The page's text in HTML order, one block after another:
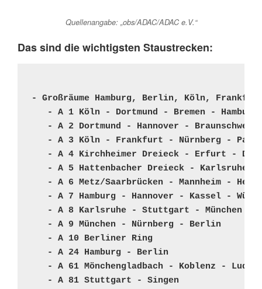
Quellenangabe: „obs/ADAC/ADAC e.V.“
Das sind die wichtigsten Staustrecken:
- Großräume Hamburg, Berlin, Köln, Frankfurt
   - A 1 Köln - Dortmund - Bremen - Hamburg
- A 2 Dortmund - Hannover - Braunschweig
- A 3 Köln - Frankfurt - Nürnberg -
- A 4 Kirchheimer Dreieck - Erfurt -
- A 5 Hattenbacher Dreieck - Karlsruhe -
- A 6 Metz/Saarbrücken - Mannheim -
- A 7 Hamburg - Hannover - Kassel -
- A 8 Karlsruhe - Stuttgart - München -
   - A 9 München - Nürnberg - Berlin
   - A 10 Berliner Ring
   - A 24 Hamburg - Berlin
- A 61 Mönchengladbach - Koblenz -
   - A 81 Stuttgart - Singen